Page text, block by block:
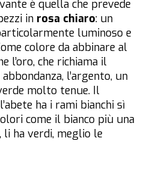
è quella che prevede
in rosa chiaro: un
luminoso e
colore da abbinare al
l’oro, che richiama il
l’argento, un
molto tenue. Il
ha i rami bianchi sì
come il bianco più una
li ha verdi, meglio le